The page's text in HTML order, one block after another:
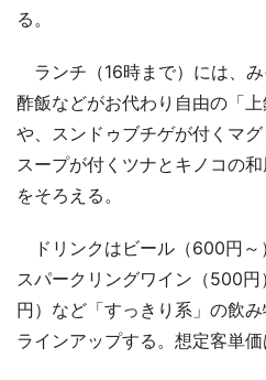
る。
ランチ（16時まで）には、み
酢飯などがお代わり自由の「上
や、スンドゥブチゲが付くマグ
スープが付くツナとキノコの
をそろえる。
ドリンクはビール（600円～
スパークリングワイン（500
円）など「すっきり系」の飲
ラインアップする。想定客単価